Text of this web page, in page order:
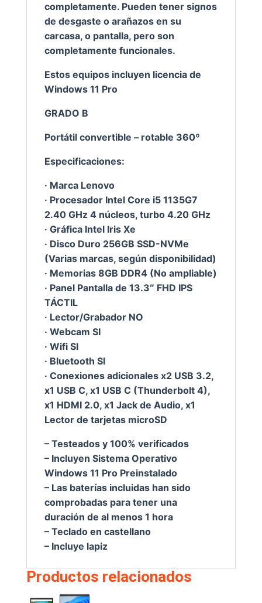
completamente. Pueden tener signos
de desgaste o arañazos en su
carcasa, o pantalla, pero son
completamente funcionales.
Estos equipos incluyen licencia de
Windows 11 Pro
GRADO B
Portátil convertible – rotable 360º
Especificaciones:
· Marca Lenovo
· Procesador Intel Core i5 1135G7
2.40 GHz 4 núcleos, turbo 4.20 GHz
· Gráfica Intel Iris Xe
· Disco Duro 256GB SSD-NVMe
(Varias marcas, según disponibilidad)
· Memorias 8GB DDR4 (No ampliable)
· Panel Pantalla de 13.3″ FHD IPS
TÁCTIL
· Lector/Grabador NO
· Webcam SI
· Wifi SI
· Bluetooth SI
· Conexiones adicionales x2 USB 3.2,
x1 USB C, x1 USB C (Thunderbolt 4),
x1 HDMI 2.0, x1 Jack de Audio, x1
Lector de tarjetas microSD
– Testeados y 100% verificados
– Incluyen Sistema Operativo
Windows 11 Pro Preinstalado
– Las baterías incluidas han sido
comprobadas para tener una
duración de al menos 1 hora
– Teclado en castellano
– Incluye lapiz
Productos relacionados